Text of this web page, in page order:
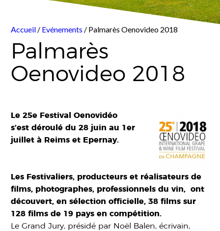
Accueil / Evénements / Palmarès Oenovideo 2018
Palmarès
Oenovideo 2018
Le 25e Festival Oenovidéo
s’est déroulé du 28 juin au 1er
juillet à Reims et Epernay.
Les Festivaliers, producteurs et réalisateurs de
films, photographes, professionnels du vin, ont
découvert, en sélection officielle, 38 films sur
128 films de 19 pays en compétition.
Le Grand Jury, présidé par Noël Balen, écrivain,